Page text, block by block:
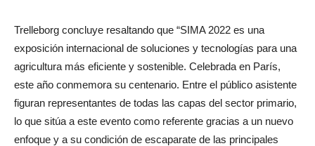
Trelleborg concluye resaltando que “SIMA 2022 es una
exposición internacional de soluciones y tecnologías para una
agricultura más eficiente y sostenible. Celebrada en París,
este año conmemora su centenario. Entre el público asistente
figuran representantes de todas las capas del sector primario,
lo que sitúa a este evento como referente gracias a un nuevo
enfoque y a su condición de escaparate de las principales